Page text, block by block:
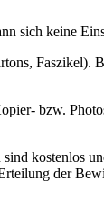
sich keine
Faszikel).
bzw.
sind kostenlos
der